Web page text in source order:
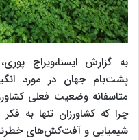
به گزارش ایسنا،ویراج
پشت‌بام جهان در مورد
متاسفانه وضعیت فعلی
چرا که کشاورزان تنها به
شیمیایی و آفت‌کش‌های